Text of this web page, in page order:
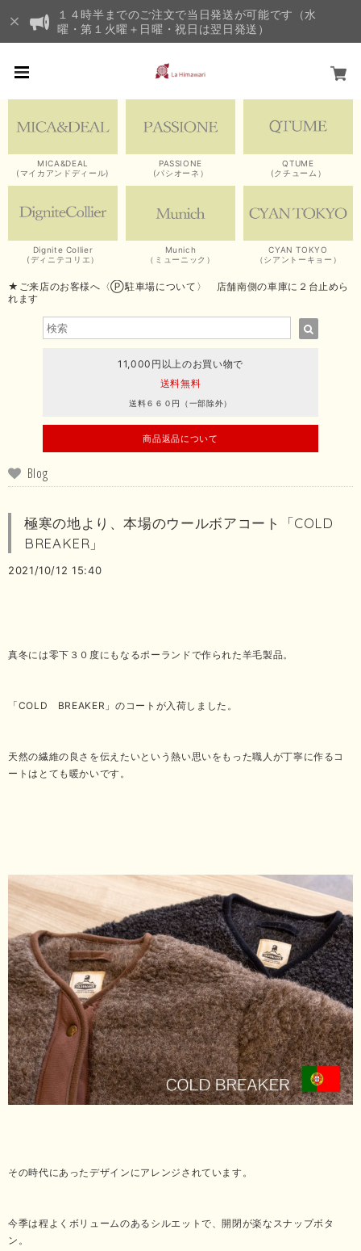
１４時半までのご注文で当日発送が可能です（水
曜・第１火曜＋日曜・祝日は翌日発送）
MICA&DEAL
(マイカアンドディール)
PASSIONE
(パシオーネ）
QTUME
(クチューム）
Dignite Collier
(ディニテコリエ）
Munich
（ミューニック）
CYAN TOKYO
（シアントーキョー）
★ご来店のお客様へ〈Ⓟ駐車場について〉 店舗南側の車庫に２台止めら
れます
11,000円以上のお買い物で
送料無料
送料６６０円（一部除外）
商品返品について
Blog
極寒の地より、本場のウールボアコート「COLD
BREAKER」
2021/10/12 15:40
真冬には零下３０度にもなるポーランドで作られた羊毛製品。
「COLD BREAKER」のコートが入荷しました。
天然の繊維の良さを伝えたいという熱い思いをもった職人が丁寧に作るコ
ートはとても暖かいです。
その時代にあったデザインにアレンジされています。
今季は程よくボリュームのあるシルエットで、開閉が楽なスナップボタ
ン。